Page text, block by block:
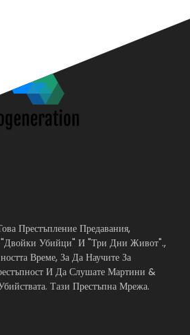
Престъпление Предавания,
Убийци" И "Три Дни Живот".,
Време, За Да Научите За
И Да Слушате Мартини &
Тази Престъпна Мрежа.